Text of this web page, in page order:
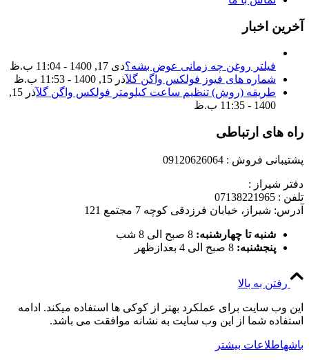
آخرین اخبار
فیلتر روغن چه زمانی عوض بشه؟دی 17, 1400 - 11:04 ب.ظ
شماره های فیوز فولکس واگن گلآذر 15, 1400 - 11:53 ب.ظ
طریقه (روش) تنظیم ساعت کیلومتر فولکس واگن گل
آذر 15,
1400 - 11:35 ب.ظ
راه های ارتباطی
پشتیبانی فروش : 09120626064
دفتر شیراز :
تلفن : 07138221965
آدرس: شیراز، خیابان فرزدقی کوچه 7 مجتمع 121
شنبه تا چهارشنبه: 8 صبح الی 8 شب
پنجشنبه: 8 صبح الی 4 بعدازظهر
رفتن به بالا
این وب سایت برای عملکرد بهتر از کوکی ها استفاده میکند. ادامه
استفاده شما از این وب سایت به نشانه موافقت می باشد.
باشهاطلاعات بیشتر